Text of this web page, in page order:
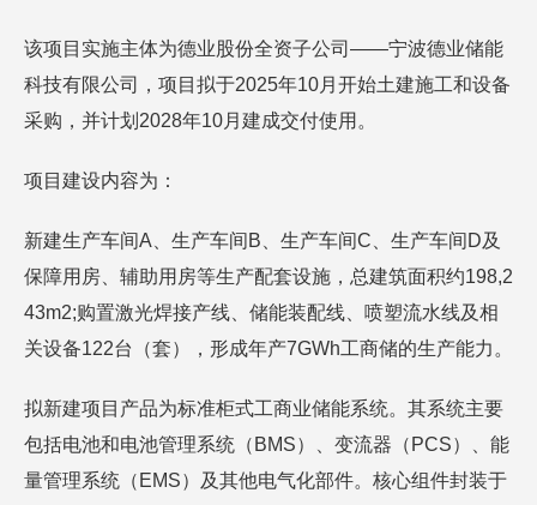
该项目实施主体为德业股份全资子公司——宁波德业储能
科技有限公司，项目拟于2025年10月开始土建施工和设备
采购，并计划2028年10月建成交付使用。
项目建设内容为：
新建生产车间A、生产车间B、生产车间C、生产车间D及
保障用房、辅助用房等生产配套设施，总建筑面积约198,2
43m2;购置激光焊接产线、储能装配线、喷塑流水线及相
关设备122台（套），形成年产7GWh工商储的生产能力。
拟新建项目产品为标准柜式工商业储能系统。其系统主要
包括电池和电池管理系统（BMS）、变流器（PCS）、能
量管理系统（EMS）及其他电气化部件。核心组件封装于